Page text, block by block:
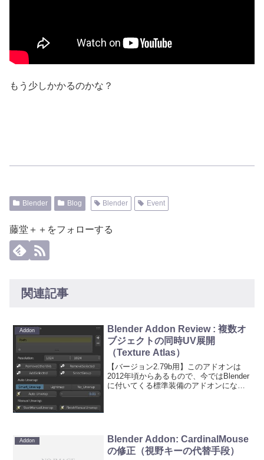
もう少しかかるのかな？
Blender Blog Blender Event
藤堂＋＋をフォローする
関連記事
Addon
Blender Addon Review : 複数オ
ブジェクトの同時UV展開
（Texture Atlas）
【バージョン2.79b用】このアドオンは
2012年頃からあるもので、今ではBlender
に付いてくる標準装備のアドオンになっ
Addon
Blender Addon: CardinalMouse
の修正（視野キーの代替手段）